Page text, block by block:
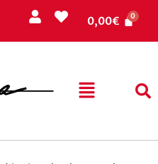
0,00€